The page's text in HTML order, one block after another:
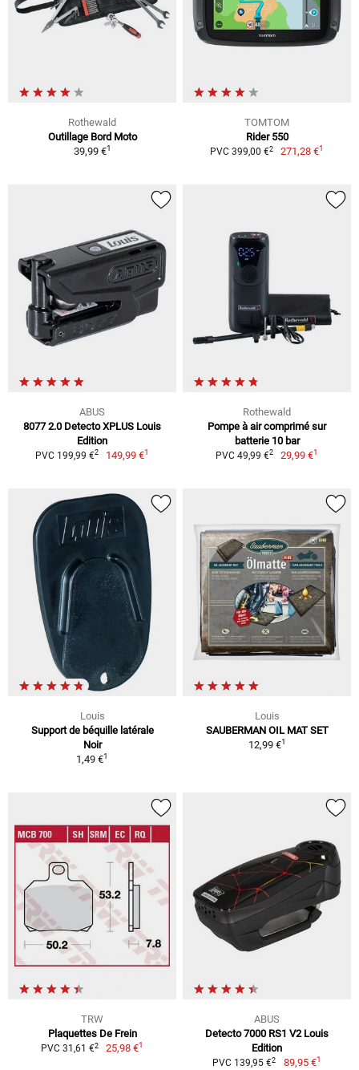
Rothewald
Outillage Bord Moto
39,99 €1
TOMTOM
Rider 550
PVC 399,00 €2 271,28 €1
ABUS
8077 2.0 Detecto XPLUS Louis
Edition
PVC 199,99 €2 149,99 €1
Rothewald
Pompe à air comprimé sur
batterie 10 bar
PVC 49,99 €2 29,99 €1
Louis
Support de béquille latérale
Noir
1,49 €1
Louis
SAUBERMAN OIL MAT SET
12,99 €1
TRW
Plaquettes De Frein
PVC 31,61 €2 25,98 €1
ABUS
Detecto 7000 RS1 V2 Louis
Edition
PVC 139,95 €2 89,95 €1